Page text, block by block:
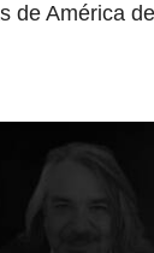
América